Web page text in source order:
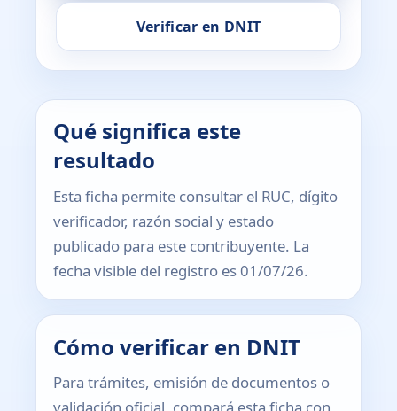
Verificar en DNIT
Qué significa este
resultado
Esta ficha permite consultar el RUC, dígito
verificador, razón social y estado
publicado para este contribuyente. La
fecha visible del registro es 01/07/26.
Cómo verificar en DNIT
Para trámites, emisión de documentos o